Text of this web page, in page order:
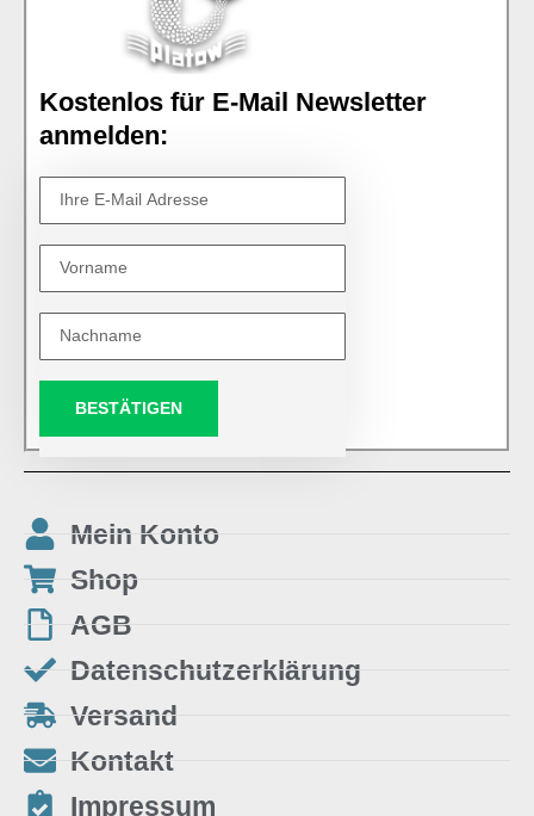
Kostenlos für E-Mail Newsletter
anmelden:
BESTÄTIGEN
Mein Konto
Shop
AGB
Datenschutzerklärung
Versand
Kontakt
Impressum